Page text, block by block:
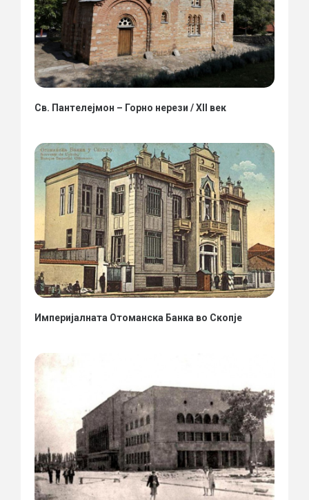
Св. Пантелејмон – Горно нерези / XII век
Империјалната Отоманска Банка во Скопје